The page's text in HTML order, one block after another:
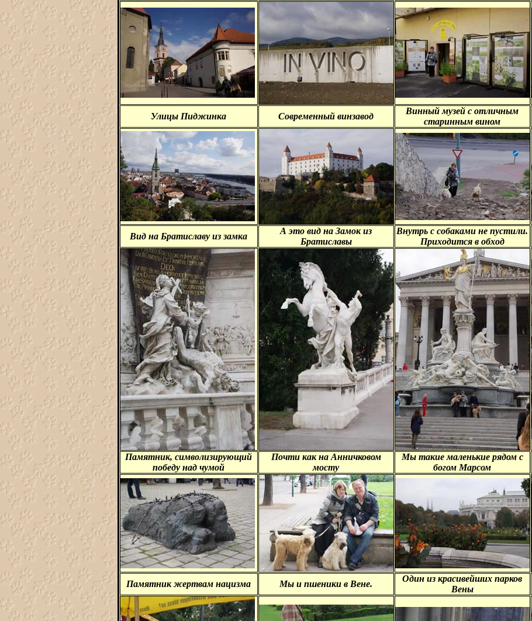
Улицы Пиджинка Современный винзавод
Винный музей с отличным
старинным вином
Вид на Братиславу из замка
А это вид на Замок из
Братиславы
Внутрь с собаками не пустили.
Приходится в обход
Памятник, символизирующий
победу над чумой
Почти как на Анничковом
мосту
Мы такие маленькие рядом с
богом Марсом
Памятник жертвам нацизма Мы и пшеники в Вене.
Один из красивейших парков
Вены